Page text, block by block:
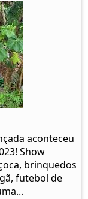
aconteceu
Show
brinquedos
futebol de